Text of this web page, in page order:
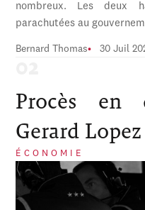
nombreux. Les deux
parachutées au
Bernard Thomas 30 Juil
Procès en
Gerard
ÉCONOMIE